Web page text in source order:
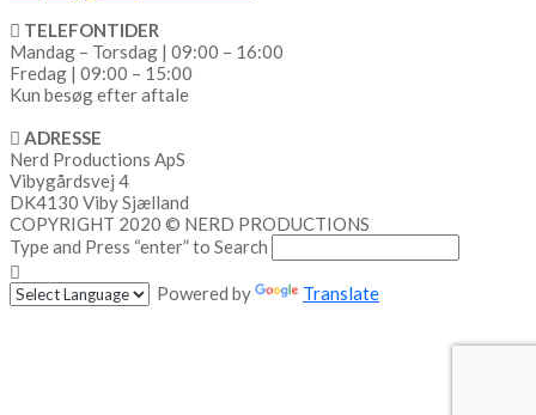
TELEFONTIDER
Mandag – Torsdag | 09:00 – 16:00
Fredag | 09:00 – 15:00
Kun besøg efter aftale
ADRESSE
Nerd Productions ApS
Vibygårdsvej 4
DK4130 Viby Sjælland
COPYRIGHT 2020 © NERD PRODUCTIONS
Type and Press “enter” to Search
Powered by Translate